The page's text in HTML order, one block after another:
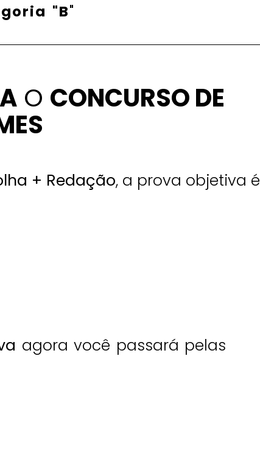
"B"
O CONCURSO DE
+ Redação, a prova objetiva é
agora você passará pelas